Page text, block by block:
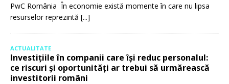
PwC România În economie există momente în care nu lipsa
resurselor reprezintă [...]
ACTUALITATE
Investițiile în companii care își reduc personalul:
ce riscuri și oportunități ar trebui să urmărească
investitorii români